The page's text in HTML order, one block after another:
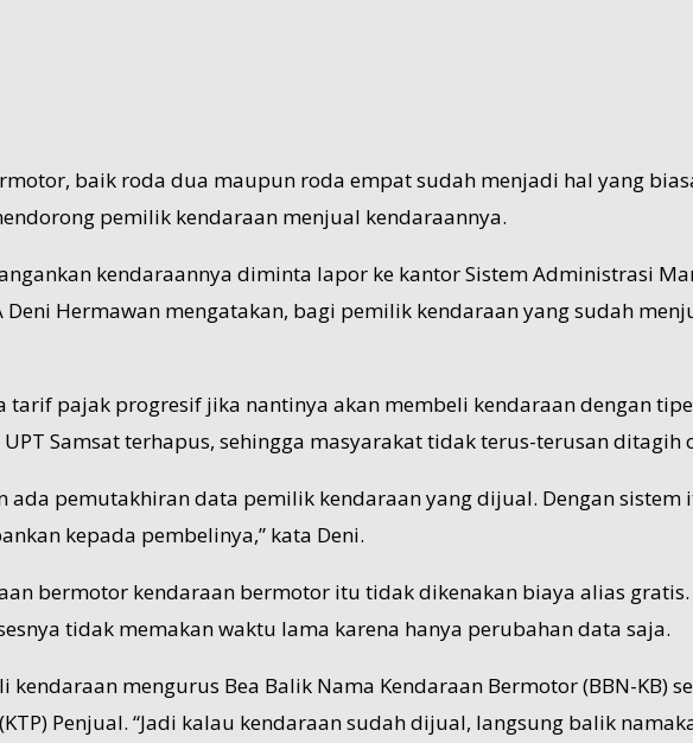
baik roda dua maupun roda empat sudah menjadi hal yang
pemilik kendaraan menjual kendaraannya.
kendaraannya diminta lapor ke kantor Sistem Administrasi
Deni Hermawan mengatakan, bagi pemilik kendaraan yang sudah
tarif pajak progresif jika nantinya akan membeli kendaraan dengan
Samsat terhapus, sehingga masyarakat tidak terus-terusan
ada pemutakhiran data pemilik kendaraan yang dijual. Dengan
kepada pembelinya,” kata Deni.
bermotor kendaraan bermotor itu tidak dikenakan biaya alias
tidak memakan waktu lama karena hanya perubahan data saja.
kendaraan mengurus Bea Balik Nama Kendaraan Bermotor (BBN-KB)
Penjual. “Jadi kalau kendaraan sudah dijual, langsung balik